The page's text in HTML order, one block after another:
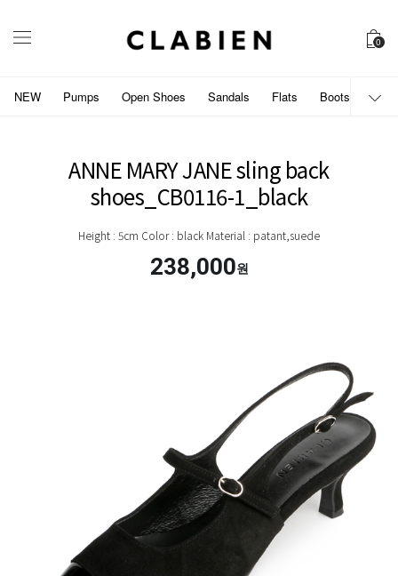
0
NEW Pumps Open Shoes Sandals Flats Boots 개
ANNE MARY JANE sling back
shoes_CB0116-1_black
Height : 5cm Color : black Material : patant,suede
238,000원